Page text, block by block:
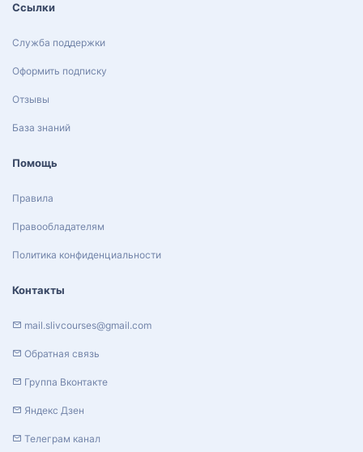
Ссылки
Служба поддержки
Оформить подписку
Отзывы
База знаний
Помощь
Правила
Правообладателям
Политика конфиденциальности
Контакты
mail.slivcourses@gmail.com
Обратная связь
Группа Вконтакте
Яндекс Дзен
Телеграм канал